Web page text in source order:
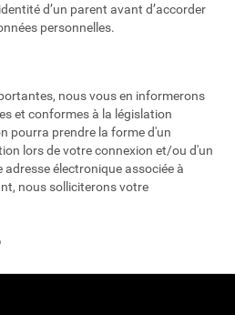
d’un parent avant d’accorder
personnelles.
nous vous en informerons
et conformes à la législation
pourra prendre la forme d'un
lors de votre connexion et/ou d'un
adresse électronique associée à
nous solliciterons votre